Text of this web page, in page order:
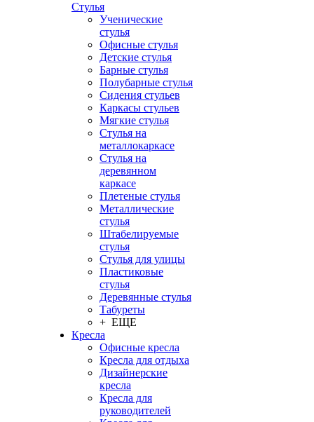
Стулья
Ученические
стулья
Офисные стулья
Детские стулья
Барные стулья
Полубарные стулья
Сидения стульев
Каркасы стульев
Мягкие стулья
Стулья на
металлокаркасе
Стулья на
деревянном
каркасе
Плетеные стулья
Металлические
стулья
Штабелируемые
стулья
Стулья для улицы
Пластиковые
стулья
Деревянные стулья
Табуреты
+ ЕЩЕ
Кресла
Офисные кресла
Кресла для отдыха
Дизайнерские
кресла
Кресла для
руководителей